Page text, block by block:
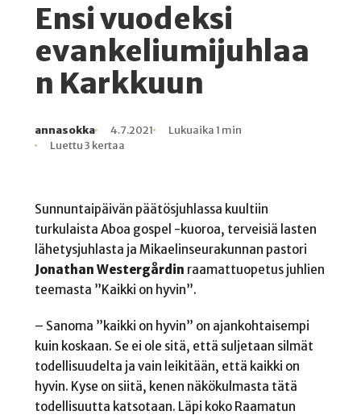
Ensi vuodeksi
evankeliumijuhlaa
n Karkkuun
Kirjoittaja
annasokka
Julkaistu
4.7.2021
Lukuaika
Lukuaika 1 min
Lukukertoja
Luettu 3 kertaa
Sunnuntaipäivän päätösjuhlassa kuultiin
turkulaista Aboa gospel -kuoroa, terveisiä lasten
lähetysjuhlasta ja Mikaelinseurakunnan pastori
Jonathan Westergårdin raamattuopetus juhlien
teemasta ”Kaikki on hyvin”.
– Sanoma ”kaikki on hyvin” on ajankohtaisempi
kuin koskaan. Se ei ole sitä, että suljetaan silmät
todellisuudelta ja vain leikitään, että kaikki on
hyvin. Kyse on siitä, kenen näkökulmasta tätä
todellisuutta katsotaan. Läpi koko Raamatun